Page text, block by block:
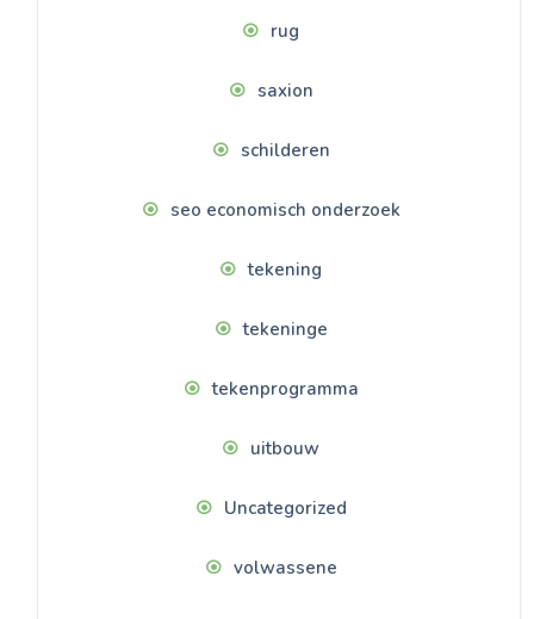
rug
saxion
schilderen
seo economisch onderzoek
tekening
tekeninge
tekenprogramma
uitbouw
Uncategorized
volwassene